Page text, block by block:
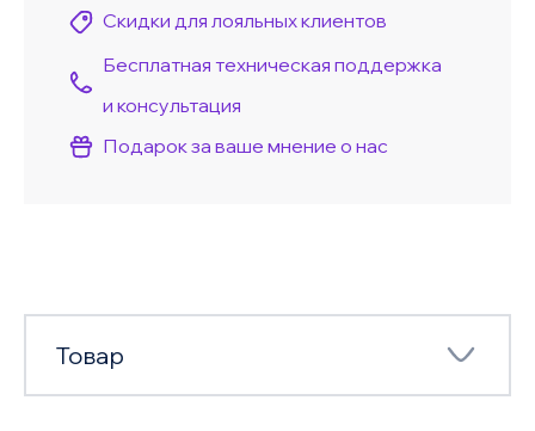
Скидки для лояльных клиентов
Бесплатная техническая поддержка
и консультация
Подарок за ваше мнение о нас
Товар